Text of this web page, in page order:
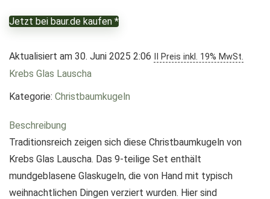
Jetzt bei baur.de kaufen *
Aktualisiert am 30. Juni 2025 2:06 II Preis inkl. 19% MwSt.
Krebs Glas Lauscha
Kategorie: Christbaumkugeln
Beschreibung
Traditionsreich zeigen sich diese Christbaumkugeln von
Krebs Glas Lauscha. Das 9-teilige Set enthält
mundgeblasene Glaskugeln, die von Hand mit typisch
weihnachtlichen Dingen verziert wurden. Hier sind